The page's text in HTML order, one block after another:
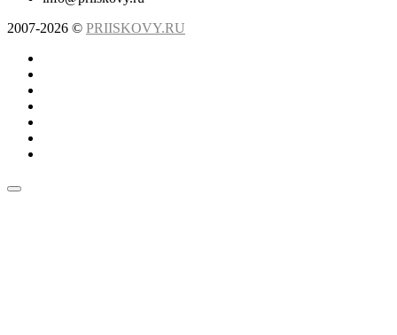
2007-2026 © PRIISKOVY.RU